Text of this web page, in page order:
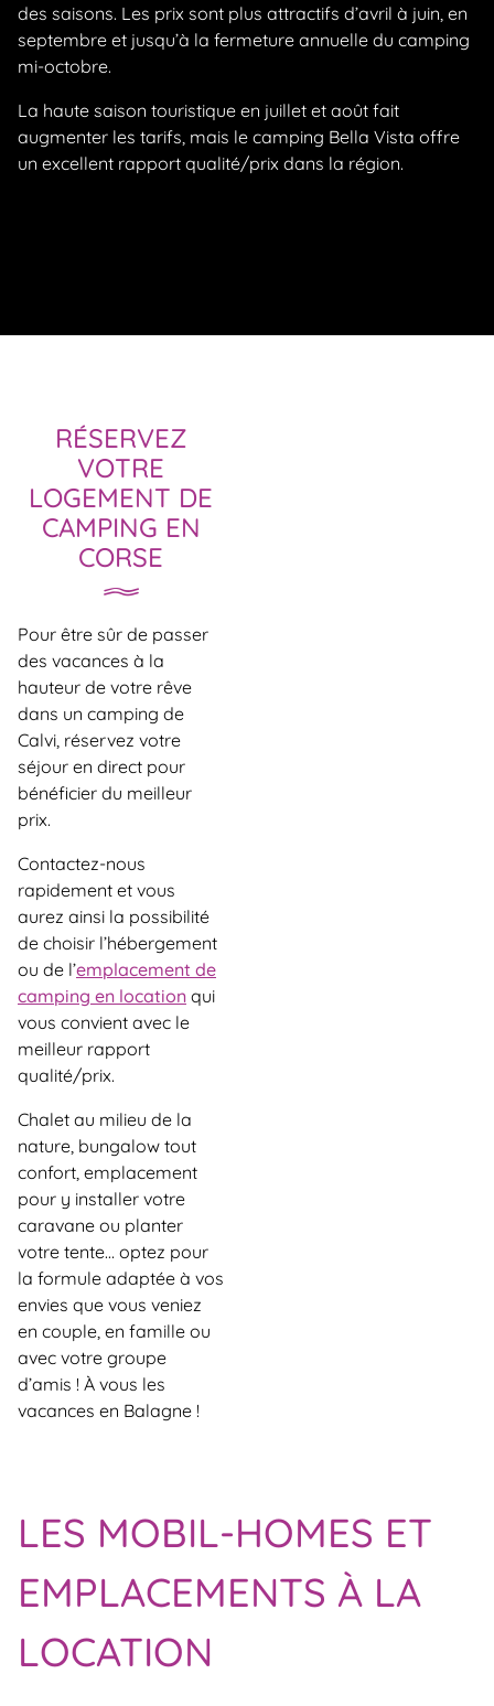
des saisons. Les prix sont plus attractifs d’avril à juin, en
septembre et jusqu’à la fermeture annuelle du camping
mi-octobre.
La haute saison touristique en juillet et août fait
augmenter les tarifs, mais le camping Bella Vista offre
un excellent rapport qualité/prix dans la région.
RÉSERVEZ
VOTRE
LOGEMENT DE
CAMPING EN
CORSE
Pour être sûr de passer
des vacances à la
hauteur de votre rêve
dans un camping de
Calvi, réservez votre
séjour en direct pour
bénéficier du meilleur
prix.
Contactez-nous
rapidement et vous
aurez ainsi la possibilité
de choisir l’hébergement
ou de l’emplacement de
camping en location qui
vous convient avec le
meilleur rapport
qualité/prix.
Chalet au milieu de la
nature, bungalow tout
confort, emplacement
pour y installer votre
caravane ou planter
votre tente… optez pour
la formule adaptée à vos
envies que vous veniez
en couple, en famille ou
avec votre groupe
d’amis ! À vous les
vacances en Balagne !
LES MOBIL-HOMES ET
EMPLACEMENTS À LA
LOCATION